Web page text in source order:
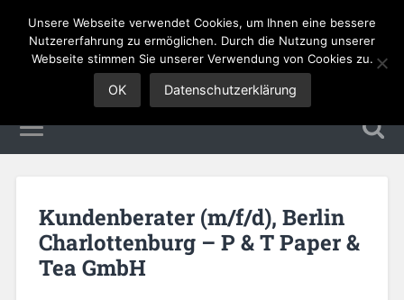
Sales Jobs
Kundenberater (m/f/d), Berlin
Charlottenburg – P & T Paper &
Tea GmbH
Unsere Webseite verwendet Cookies, um Ihnen eine bessere
Nutzererfahrung zu ermöglichen. Durch die Nutzung unserer
Webseite stimmen Sie unserer Verwendung von Cookies zu.
OK Datenschutzerklärung